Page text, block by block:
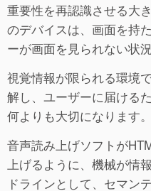
重要性を再認識させる大
のデバイスは、画面を持
ーが画面を見られない状
視覚情報が限られる環境
解し、ユーザーに届ける
何よりも大切になります。
音声読み上げソフトが
上げるように、機械が情
ドラインとして、セマン